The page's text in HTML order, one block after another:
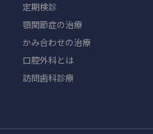
定期検診
顎関節症の治療
かみ合わせの治療
口腔外科とは
訪問歯科診療